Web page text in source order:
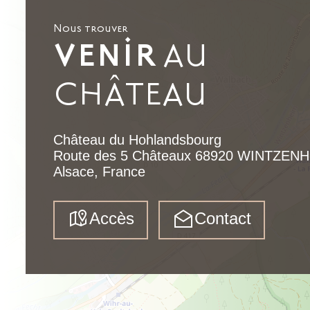
Nous trouver
VENIRAU
CHÂTEAU
Château du Hohlandsbourg
Route des 5 Châteaux 68920
Alsace, France
Accès Contact